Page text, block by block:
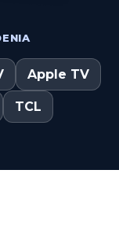
Apple TV
TCL